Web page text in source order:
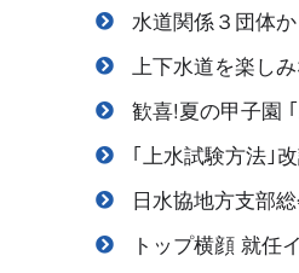
水道関係３団体
上下水道を楽し
歓喜!夏の甲子園
｢上水試験方法｣
日水協地方支部
トップ横顔 就任